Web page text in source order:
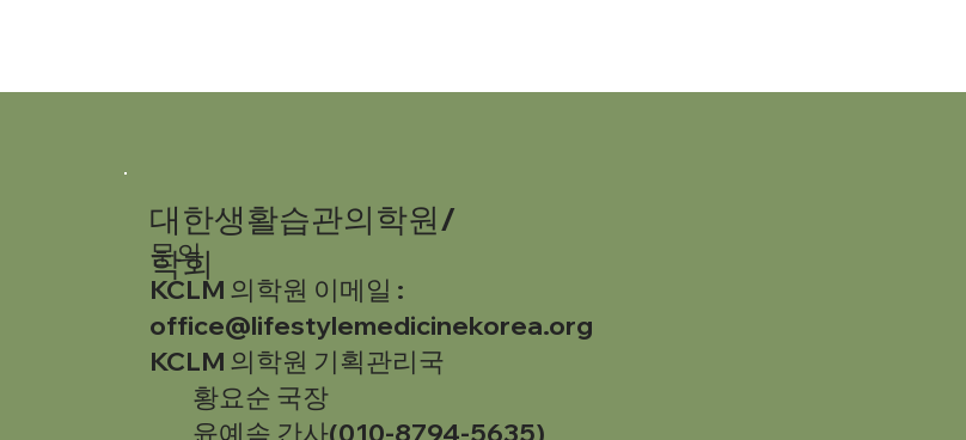
대한생활습관의학원/
학회
문의
KCLM 의학원 이메일 :
office@lifestylemedicinekorea.org
KCLM 의학원 기획관리국
황요순 국장
윤예솜 간사(010-8794-5635)